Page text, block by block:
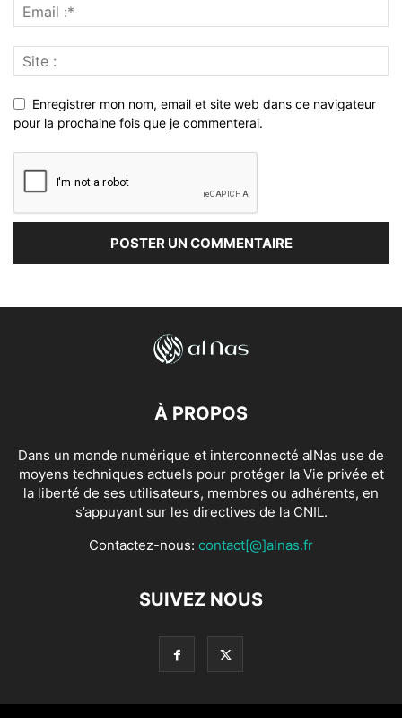
Enregistrer mon nom, email et site web dans ce navigateur
pour la prochaine fois que je commenterai.
À PROPOS
Dans un monde numérique et interconnecté alNas use de
moyens techniques actuels pour protéger la Vie privée et
la liberté de ses utilisateurs, membres ou adhérents, en
s’appuyant sur les directives de la CNIL.
Contactez-nous: contact[@]alnas.fr
SUIVEZ NOUS